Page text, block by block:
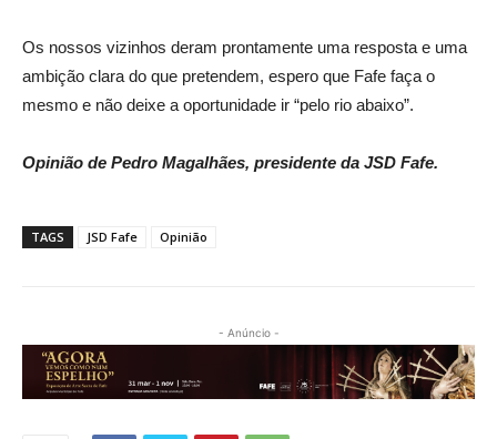
Os nossos vizinhos deram prontamente uma resposta e uma
ambição clara do que pretendem, espero que Fafe faça o
mesmo e não deixe a oportunidade ir “pelo rio abaixo”.
Opinião de Pedro Magalhães, presidente da JSD Fafe.
TAGS JSD Fafe Opinião
- Anúncio -